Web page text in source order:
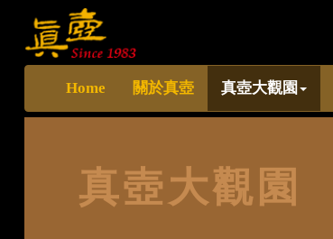
Home 關於真壺 真壺大觀園
真壺大觀園